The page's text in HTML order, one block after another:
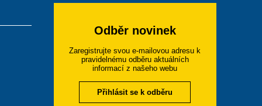
Odběr novinek
Zaregistrujte svou e-mailovou adresu k
pravidelnému odběru aktuálních
informací z našeho webu
Přihlásit se k odběru